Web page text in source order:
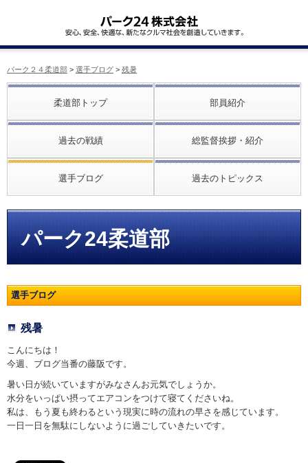
パーク２４柔道部 > 選手ブログ > 残暑
柔道部トップ 部員紹介
過去の戦績 総監督挨拶・紹介
選手ブログ 過去のトピックス
パーク24柔道部
選手ブログ
残暑
こんにちは！
今週、ブログ当番の藤阪です。
暑い日が続いていますがみなさんお元気でしょうか。
水分をいっぱい摂ってエアコンをつけて寝てくださいね。
私は、もう夏も終わるという現実に時の流れの早さを感じています。
一日一日を無駄にしないように過ごしていきたいです。